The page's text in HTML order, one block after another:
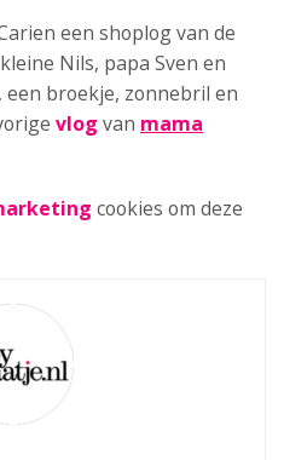
een shoplog van de
Nils, papa Sven en
een broekje, zonnebril en
vlog van mama
cookies om deze